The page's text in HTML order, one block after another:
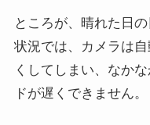
ところが、晴れた日
状況では、カメラは
くしてしまい、なか
ドが遅くできません。